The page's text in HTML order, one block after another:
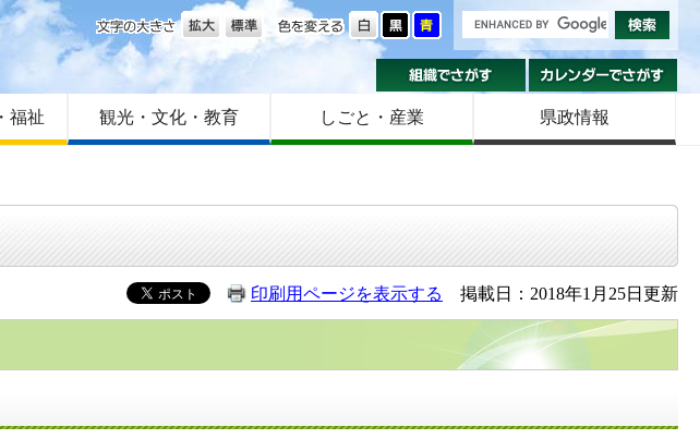
色を変える
文字の大きさ
組織でさがす
福祉 観光・文化・教育 しごと・産業 県政情報
印刷用ページを表示する 掲載日：2018年1月25日更新